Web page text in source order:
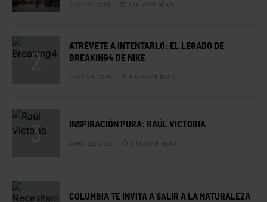
JUNE 17, 2026 1 MINUTE READ
ATRÉVETE A INTENTARLO: EL LEGADO DE
BREAKING4 DE NIKE
JUNE 29, 2025 9 MINUTE READ
INSPIRACIÓN PURA: RAÚL VICTORIA
APRIL 29, 2025 5 MINUTE READ
COLUMBIA TE INVITA A SALIR A LA NATURALEZA